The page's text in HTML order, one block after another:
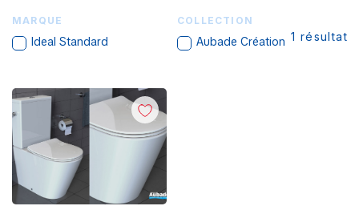
MARQUE
Ideal Standard
COLLECTION
Aubade Création 1 résultat